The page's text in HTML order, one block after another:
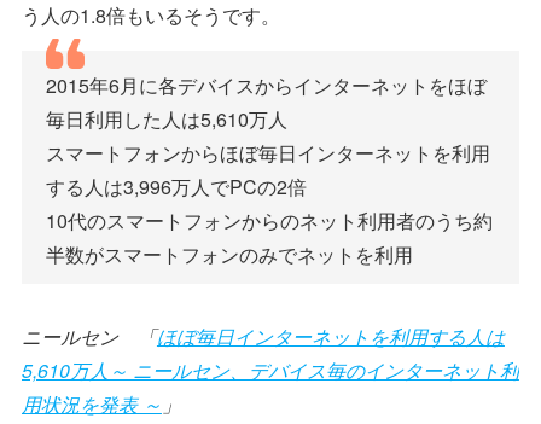
う人の1.8倍もいるそうです。
2015年6月に各デバイスからインターネットをほぼ
毎日利用した人は5,610万人
スマートフォンからほぼ毎日インターネットを利用
する人は3,996万人でPCの2倍
10代のスマートフォンからのネット利用者のうち約
半数がスマートフォンのみでネットを利用
ニールセン 「ほぼ毎日インターネットを利用する人は
5,610万人～ ニールセン、デバイス毎のインターネット利
用状況を発表 ～ 」